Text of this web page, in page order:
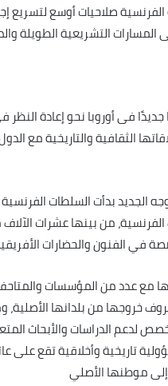
صلاحيات أوسع لتسريع
المسارات التشريعية
فى أوروبا نحو إعادة النظر
الثقافية والتاريخية مع
من بينها عشرات
في الفنون والحضارات
مع عدد من المؤسسات
خروجها من بلدانها
يورو، خصص لدعم الدراسات والأبحاث
تاريخية وأخلاقية تقع
إلى موطنها الأصلي